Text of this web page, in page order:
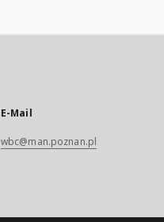
E-Mail
wbc@man.poznan.pl